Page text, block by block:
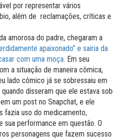
por representar vários
além de reclamações, críticas e
amorosa do padre, chegaram a
apaixonado” e sairia da
com uma moça. Em seu
a situação de maneira cômica,
lado cômico já se sobressaiu em
disseram que ele estava sob
um post no Snapchat, e ele
fazia uso do medicamento,
sua performance em questão. O
personagens que fazem sucesso